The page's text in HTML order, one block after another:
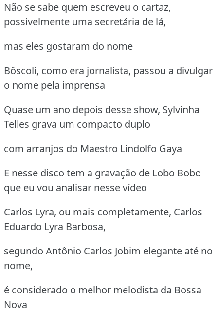
Não se sabe quem escreveu o cartaz,
possivelmente uma secretária de lá,
mas eles gostaram do nome
Bôscoli, como era jornalista, passou a divulgar
o nome pela imprensa
Quase um ano depois desse show, Sylvinha
Telles grava um compacto duplo
com arranjos do Maestro Lindolfo Gaya
E nesse disco tem a gravação de Lobo Bobo
que eu vou analisar nesse vídeo
Carlos Lyra, ou mais completamente, Carlos
Eduardo Lyra Barbosa,
segundo Antônio Carlos Jobim elegante até no
nome,
é considerado o melhor melodista da Bossa
Nova